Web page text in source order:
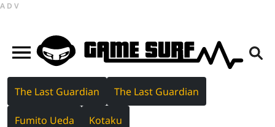
ADV
The Last Guardian The Last Guardian
Fumito Ueda Kotaku